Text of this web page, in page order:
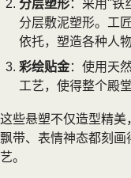
分层塑形：采用"铁
分层敷泥塑形。工
依托，塑造各种人
彩绘贴金：使用天
工艺，使得整个殿
这些悬塑不仅造型精
飘带、表情神态都刻
艺。